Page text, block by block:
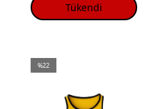
Tükendi
%22